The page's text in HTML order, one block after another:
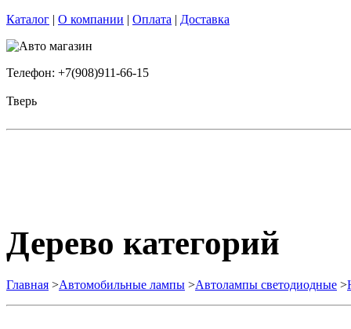
Каталог | О компании | Оплата | Доставка
Телефон: +7(908)911-66-15
Тверь
Дерево категорий
Главная >Автомобильные лампы >Автолампы светодиодные >